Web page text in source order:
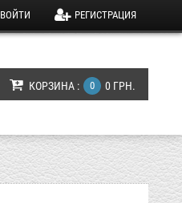
КОРЗИНА : 0 0 ГРН.
ВОЙТИ РЕГИСТРАЦИЯ